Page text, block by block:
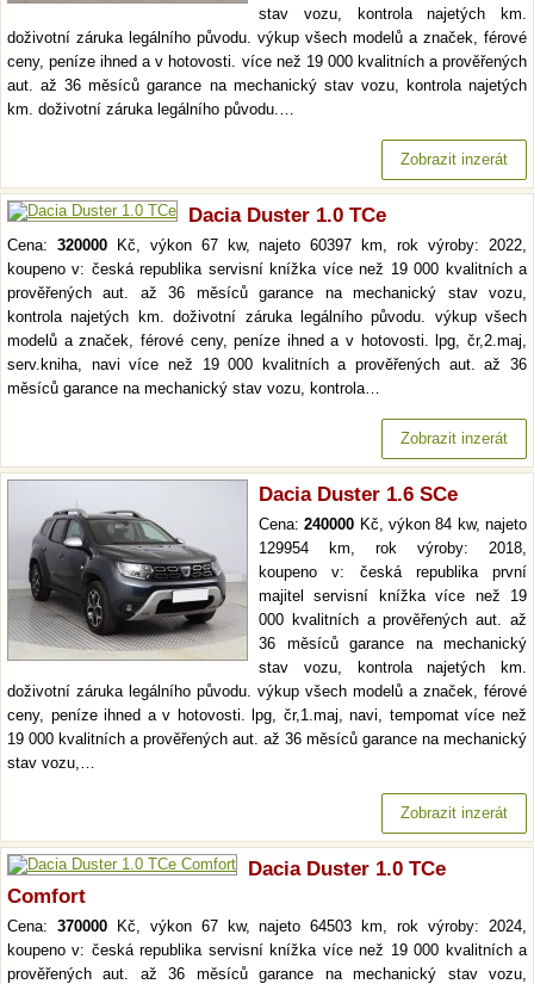
stav vozu, kontrola najetých km.
doživotní záruka legálního původu. výkup všech modelů a značek, férové
ceny, peníze ihned a v hotovosti. více než 19 000 kvalitních a prověřených
aut. až 36 měsíců garance na mechanický stav vozu, kontrola najetých
km. doživotní záruka legálního původu.…
Zobrazit inzerát
Dacia Duster 1.0 TCe
Cena: 320000Kč, výkon 67 kw, najeto 60397 km, rok výroby: 2022,
koupeno v: česká republika servisní knížka více než 19 000 kvalitních a
prověřených aut. až 36 měsíců garance na mechanický stav vozu,
kontrola najetých km. doživotní záruka legálního původu. výkup všech
modelů a značek, férové ceny, peníze ihned a v hotovosti. lpg, čr,2.maj,
serv.kniha, navi více než 19 000 kvalitních a prověřených aut. až 36
měsíců garance na mechanický stav vozu, kontrola…
Zobrazit inzerát
Dacia Duster 1.6 SCe
Cena:240000 Kč, výkon 84 kw, najeto
129954 km, rok výroby: 2018,
koupeno v: česká republika první
majitel servisní knížka více než 19
000 kvalitních a prověřených aut. až
36 měsíců garance na mechanický
stav vozu, kontrola najetých km.
doživotní záruka legálního původu. výkup všech modelů a značek, férové
ceny, peníze ihned a v hotovosti. lpg, čr,1.maj, navi, tempomat více než
19 000 kvalitních a prověřených aut. až 36 měsíců garance na mechanický
stav vozu,…
Zobrazit inzerát
Dacia Duster 1.0 TCe
Comfort
Cena: 370000Kč, výkon 67 kw, najeto 64503 km, rok výroby: 2024,
koupeno v: česká republika servisní knížka více než 19 000 kvalitních a
prověřených aut. až 36 měsíců garance na mechanický stav vozu,